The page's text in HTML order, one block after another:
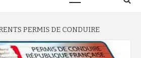
PERMIS DE CONDUIRE